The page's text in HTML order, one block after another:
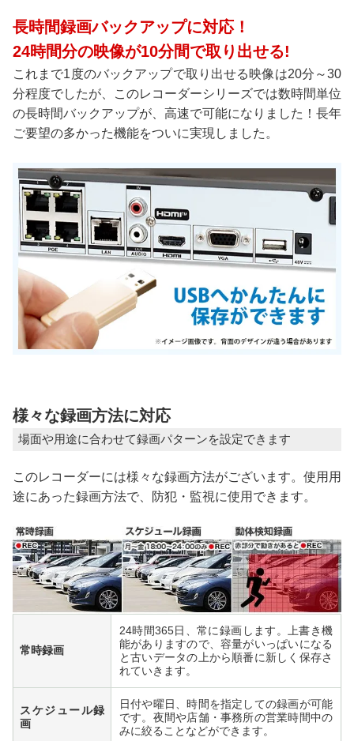
長時間録画バックアップに対応！
24時間分の映像が10分間で取り出せる!
これまで1度のバックアップで取り出せる映像は20分～30
分程度でしたが、このレコーダーシリーズでは数時間単位
の長時間バックアップが、高速で可能になりました！長年
ご要望の多かった機能をついに実現しました。
様々な録画方法に対応
場面や用途に合わせて録画パターンを設定できます
このレコーダーには様々な録画方法がございます。使用用
途にあった録画方法で、防犯・監視に使用できます。
常時録画
24時間365日、常に録画します。上書き機
能がありますので、容量がいっぱいになる
と古いデータの上から順番に新しく保存さ
れていきます。
スケジュール録
画
日付や曜日、時間を指定しての録画が可能
です。夜間や店舗・事務所の営業時間中の
みに絞ることなどができます。